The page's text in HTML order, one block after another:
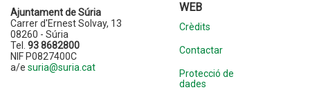
Ajuntament de Súria
Carrer d'Ernest Solvay, 13
08260 - Súria
Tel. 93 8682800
NIF P0827400C
a/e suria@suria.cat
WEB
Crèdits
Contactar
Protecció de
dades